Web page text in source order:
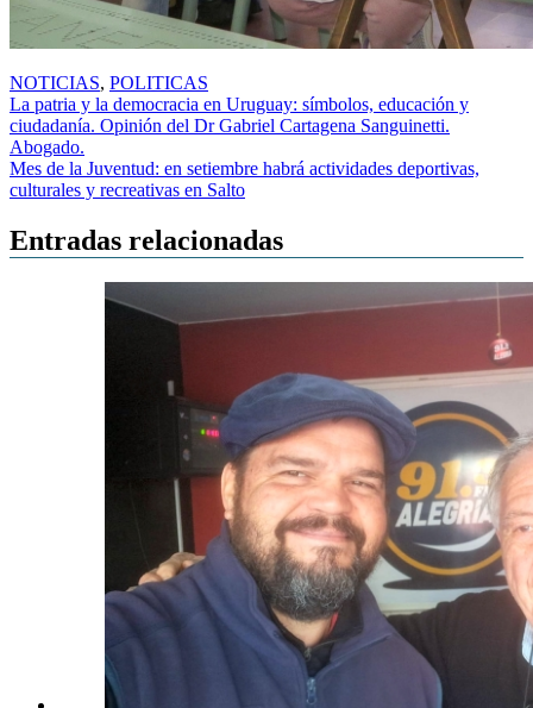
NOTICIAS, POLITICAS
Navegación
de
entradas
La patria y la democracia en Uruguay: símbolos, educación y
ciudadanía. Opinión del Dr Gabriel Cartagena Sanguinetti.
Abogado.
Mes de la Juventud: en setiembre habrá actividades deportivas,
culturales y recreativas en Salto
Entradas relacionadas